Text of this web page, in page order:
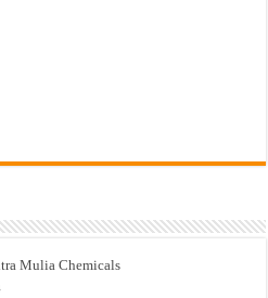
Mulia Chemicals